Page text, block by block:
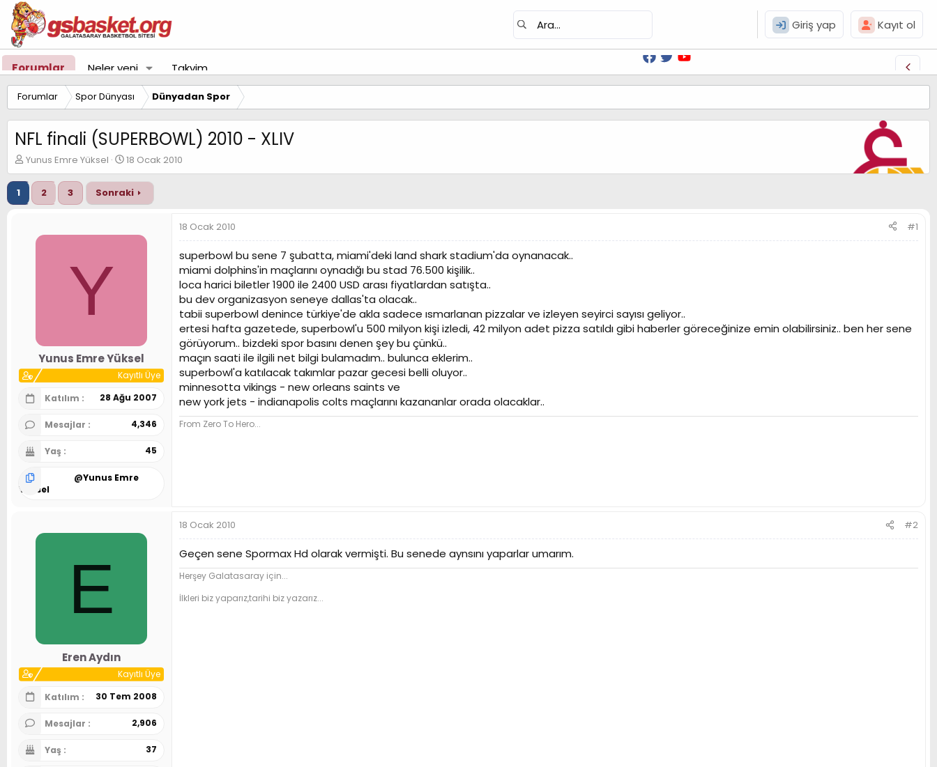
Giriş yap Kayıt ol
Forumlar Neler yeni Takvim
Forumlar Spor Dünyası Dünyadan Spor
NFL finali (SUPERBOWL) 2010 - XLIV
K
o
n
u
y
Yunus Emre Yüksel
B
a
ş
l
a
g
18 Ocak 2010
1 2 3 Sonraki
Y
Yunus Emre Yüksel
Kayıtlı Üye
Katılım
28 Ağu 2007
Mesajlar 4,346
Yaş 45
@Yunus Emre
Yüksel
18 Ocak 2010 #1
superbowl bu sene 7 şubatta, miami'deki land shark stadium'da oynanacak..
miami dolphins'in maçlarını oynadığı bu stad 76.500 kişilik..
loca harici biletler 1900 ile 2400 USD arası fiyatlardan satışta..
bu dev organizasyon seneye dallas'ta olacak..
tabii superbowl denince türkiye'de akla sadece ısmarlanan pizzalar ve izleyen seyirci sayısı geliyor..
ertesi hafta gazetede, superbowl'u 500 milyon kişi izledi, 42 milyon adet pizza satıldı gibi haberler göreceğinize emin olabilirsiniz.. ben her sene
görüyorum.. bizdeki spor basını denen şey bu çünkü..
maçın saati ile ilgili net bilgi bulamadım.. bulunca eklerim..
superbowl'a katılacak takımlar pazar gecesi belli oluyor..
minnesotta vikings - new orleans saints ve
new york jets - indianapolis colts maçlarını kazananlar orada olacaklar..
From Zero To Hero...
E
Eren Aydın
Kayıtlı Üye
Katılım
30 Tem 2008
Mesajlar 2,906
Yaş 37
18 Ocak 2010 #2
Geçen sene Spormax Hd olarak vermişti. Bu senede aynsını yaparlar umarım.
Herşey Galatasaray için...
İlkleri biz yaparız,tarihi biz yazarız...